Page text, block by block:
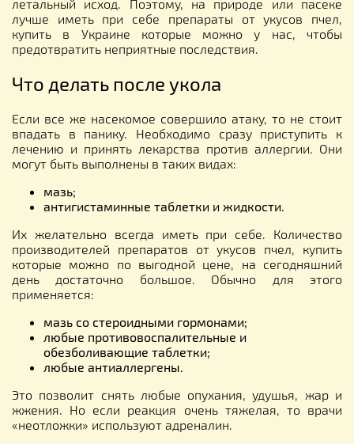
летальный исход. Поэтому, на природе или пасеке
лучше иметь при себе препараты от укусов пчел,
купить в Украине которые можно у нас, чтобы
предотвратить неприятные последствия.
Что делать после укола
Если все же насекомое совершило атаку, то не стоит
впадать в панику. Необходимо сразу приступить к
лечению и принять лекарства против аллергии. Они
могут быть выполнены в таких видах:
мазь;
антигистаминные таблетки и жидкости.
Их желательно всегда иметь при себе. Количество
производителей препаратов от укусов пчел, купить
которые можно по выгодной цене, на сегодняшний
день достаточно большое. Обычно для этого
применяется:
мазь со стероидными гормонами;
любые противовоспалительные и
обезболивающие таблетки;
любые антиаллергены.
Это позволит снять любые опухания, удушья, жар и
жжения. Но если реакция очень тяжелая, то врачи
«неотложки» используют адреналин.